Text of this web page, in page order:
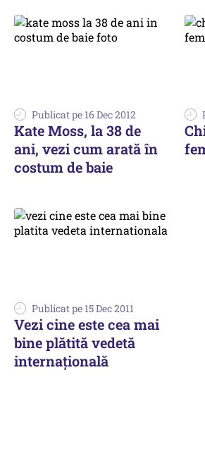
Publicat pe 16 Dec 2012
Kate Moss, la 38 de
ani, vezi cum arată în
costum de baie
Publicat pe 15 Dec 2011
Vezi cine este cea mai
bine plătită vedetă
internaţională